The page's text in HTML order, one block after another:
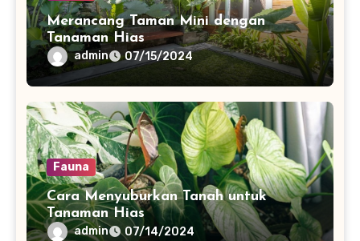
Merancang Taman Mini dengan
Tanaman Hias
admin 07/15/2024
Fauna
Cara Menyuburkan Tanah untuk
Tanaman Hias
admin 07/14/2024